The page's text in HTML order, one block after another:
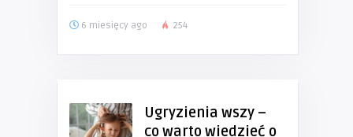
6 miesięcy ago 254
Ugryzienia wszy –
co warto wiedzieć o